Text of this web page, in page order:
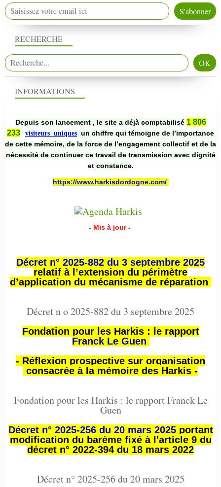
RECHERCHE
INFORMATIONS
Depuis son lancement , le site a déjà comptabilisé 1 806
233
visiteurs uniques un chiffre qui témoigne de l’importance
de cette mémoire, de la force de l’engagement collectif et de la
nécessité de continuer ce travail de transmission avec dignité
et constance.
https://www.harkisdordogne.com/
- Mis à jour -
Décret n° 2025-882 du 3 septembre 2025
relatif à l’extension du périmètre
d’application du mécanisme de réparation
Décret n o 2025-882 du 3 septembre 2025
Fondation pour les Harkis : le rapport
Franck Le Guen
- Réflexion prospective sur organisation
consacrée à la mémoire des Harkis -
Fondation pour les Harkis : le rapport Franck Le
Guen
Décret n° 2025-256 du 20 mars 2025portant
modification du barème fixé à l'article 9 du
décret n° 2022-394 du 18 mars 2022
Décret n° 2025-256 du 20 mars 2025